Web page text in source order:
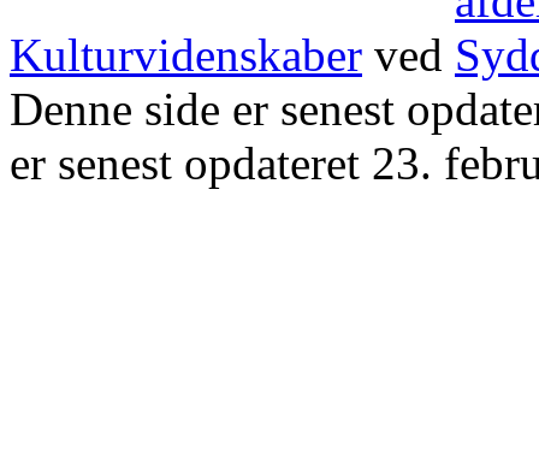
Kulturvidenskaber ved
Denne side er senest
er senest opdateret 23.